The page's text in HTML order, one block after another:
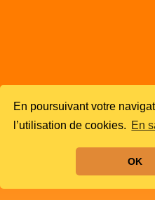
En poursuivant votre
l’utilisation de cookies. En
OK